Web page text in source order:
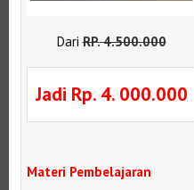
DariRP.4.500.000
Jadi Rp. 4. 000.000
Materi Pembelajaran